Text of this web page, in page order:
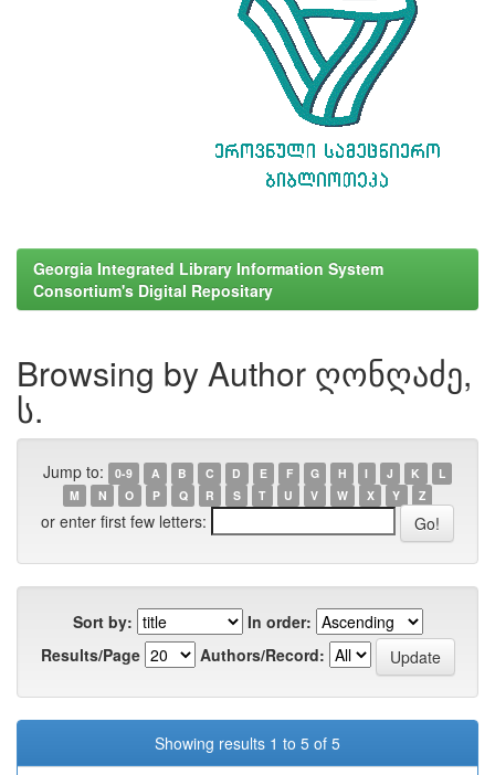
Georgia Integrated Library Information System
Consortium's Digital Repositary
Browsing by Author ღონღაძე,
ს.
Jump to: 0-9 A B C D E F G H I J K
L
M
N O P Q R S T U V W X Y Z
or enter first few letters:
Sort by:
In order:
Results/Page
Authors/Record:
Showing results 1 to 5 of 5